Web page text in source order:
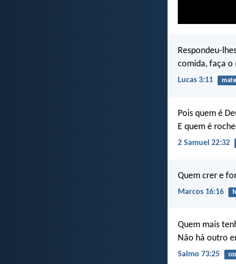
Respondeu-
comida, faça o
Lucas 3:11
Pois quem é
E quem é
2 Samuel 22:32
Quem crer e
Marcos 16:16
Quem mais
Não há outro
Salmo 73:25